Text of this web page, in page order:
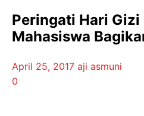
Peringati Hari Gizi
Mahasiswa
April 25, 2017 aji asmuni
0